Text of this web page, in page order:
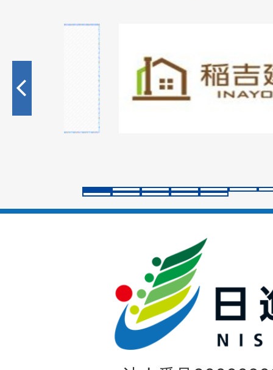
枚
目
ラ
イ